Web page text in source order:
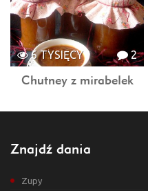
2
6 TYSIĘCY
Chutney z mirabelek
Znajdź dania
Zupy